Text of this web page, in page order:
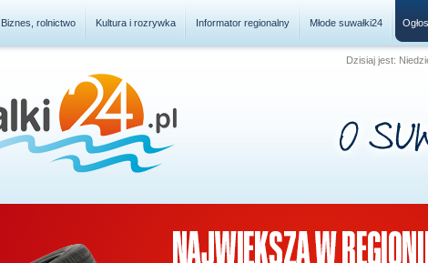
Biznes, rolnictwo Kultura i rozrywka Informator regionalny Młode suwałki24
Dzisiaj jest: